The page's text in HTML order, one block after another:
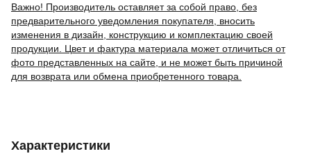
Важно! Производитель оставляет за собой право, без
предварительного уведомления покупателя, вносить
изменения в дизайн, конструкцию и комплектацию своей
продукции. Цвет и фактура материала может отличиться от
фото представленных на сайте, и не может быть причиной
для возврата или обмена приобретенного товара.
Характеристики